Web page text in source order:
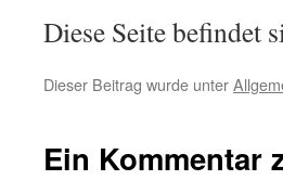
Diese Seite befindet
Dieser Beitrag wurde unter
Ein Kommentar